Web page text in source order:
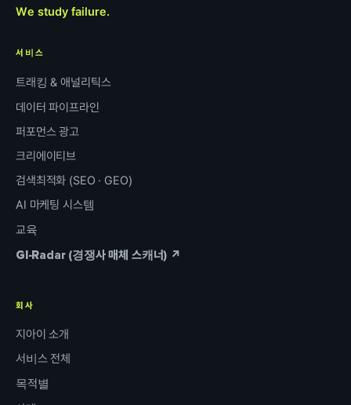
We study failure.
서비스
트래킹 & 애널리틱스
데이터 파이프라인
퍼포먼스 광고
크리에이티브
검색최적화 (SEO · GEO)
AI 마케팅 시스템
교육
GI-Radar (경쟁사 매체 스캐너) ↗
회사
지아이 소개
서비스 전체
목적별